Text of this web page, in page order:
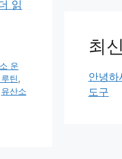
읽
운
틴,
유산소
최
안녕하
도구